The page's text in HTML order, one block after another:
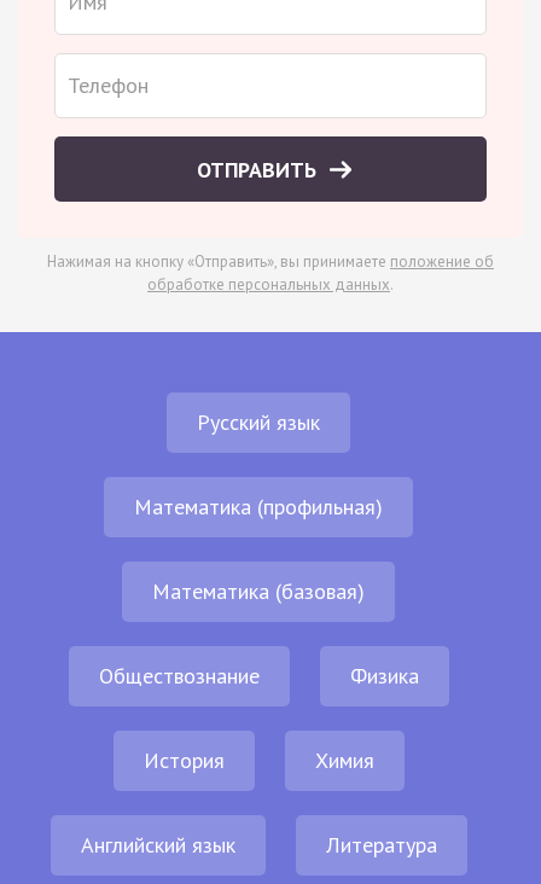
ОТПРАВИТЬ
Нажимая на кнопку «Отправить», вы принимаете положение об
обработке персональных данных.
Русский язык
Математика (профильная)
Математика (базовая)
Обществознание Физика
История Химия
Английский язык Литература